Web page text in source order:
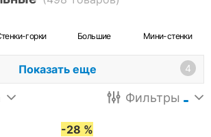
горки Большие Мини-стенки
Показать еще 4
Фильтры
-28 %